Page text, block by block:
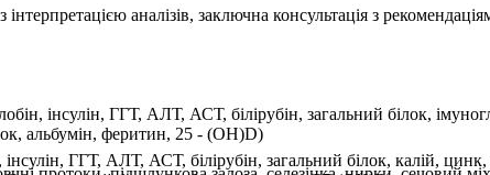
аналізів, заключна консультація з
інсулін, ГГТ, АЛТ, АСТ, білірубін, загальний білок,
альбумін, феритин, 25 - (OH)D)
інсулін, ГГТ, АЛТ, АСТ, білірубін, загальний білок, калій,